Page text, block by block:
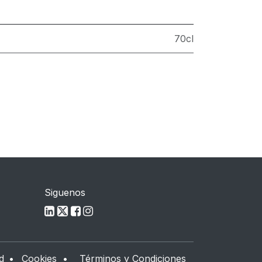
70cl
Siguenos
• Cookies • Términos y Condiciones